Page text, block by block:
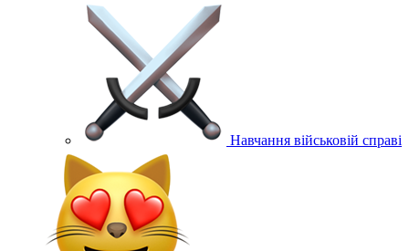
Навчання військовій справі